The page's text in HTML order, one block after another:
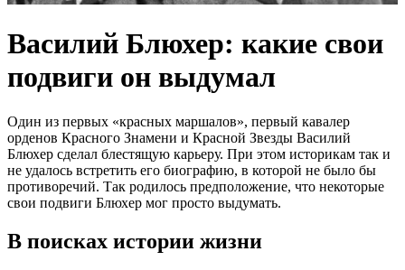
Василий Блюхер: какие свои
подвиги он выдумал
Один из первых «красных маршалов», первый кавалер
орденов Красного Знамени и Красной Звезды Василий
Блюхер сделал блестящую карьеру. При этом историкам так и
не удалось встретить его биографию, в которой не было бы
противоречий. Так родилось предположение, что некоторые
свои подвиги Блюхер мог просто выдумать.
В поисках истории жизни